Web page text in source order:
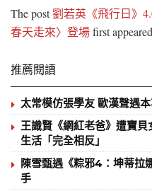
The post劉若英《飛行日》
春天走來〉登場first
推薦閱讀
太常模仿張學友 歐漢聲遇
王識賢《網紅老爸》遭寶
生活「完全相反」
陳雪甄遇《粽邪4：坤蒂拉
手